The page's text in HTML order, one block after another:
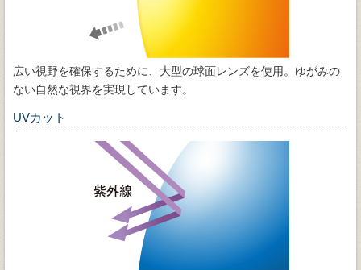
広い視野を確保するために、大型の球面レンズを使用。ゆがみの
ない自然な視界を実現しています。
UVカット